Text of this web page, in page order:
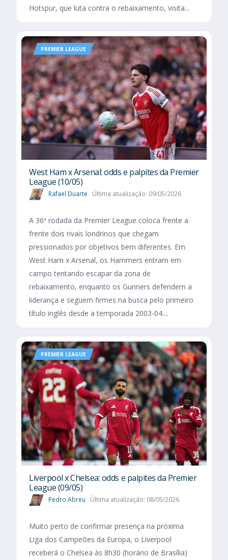
Hotspur, que luta contra o rebaixamento, visita...
PREMIER LEAGUE
West Ham x Arsenal: odds e palpites da Premier
League (10/05)
Rafael Duarte Última atualização: 09/05/2026
A 36ª rodada da Premier League coloca frente a
frente dois rivais londrinos que chegam
pressionados por objetivos bem diferentes. Em
West Ham x Arsenal, os Hammers entram em
campo tentando escapar da zona de
rebaixamento, enquanto os Gunners defendem a
liderança e seguem firmes na busca pelo primeiro
título inglês desde a temporada 2003-04....
PREMIER LEAGUE
Liverpool x Chelsea: odds e palpites da Premier
League (09/05)
Pedro Abreu Última atualização: 08/05/2026
Muito perto de confirmar presença na próxima
Liga dos Campeões da Europa, o Liverpool
receberá o Chelsea às 8h30 (horário de Brasília)